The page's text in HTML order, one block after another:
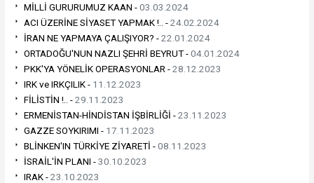
MİLLİ GURURUMUZ KAAN -03.03.2024
ACI ÜZERİNE SİYASET YAPMAK !.. -24.02.2024
İRAN NE YAPMAYA ÇALIŞIYOR? -22.01.2024
ORTADOĞU'NUN NAZLI ŞEHRİ BEYRUT -04.01.2024
PKK'YA YÖNELİK OPERASYONLAR -28.12.2023
IRK ve IRKÇILIK - 11.12.2023
FİLİSTİN !.. -29.11.2023
ERMENİSTAN-HİNDİSTAN İŞBİRLİĞİ -23.11.2023
GAZZE SOYKIRIMI - 17.11.2023
BLİNKEN'IN TÜRKİYE ZİYARETİ -08.11.2023
İSRAİL'İN PLANI -30.10.2023
IRAK -23.10.2023